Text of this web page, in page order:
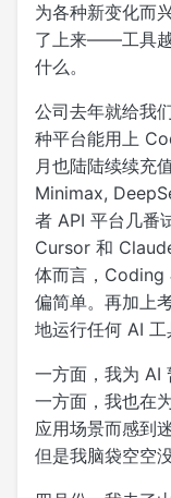
为各种新变化而
了上来——工具越
什么。
公司去年就给我
种平台能用上
月也陆陆续续充
Minimax,
者 API 平台几番
Cursor 和
体而言，Coding
偏简单。再加上
地运行任何 AI 工
一方面，我为 AI
一方面，我也在
应用场景而感到
但是我脑袋空空